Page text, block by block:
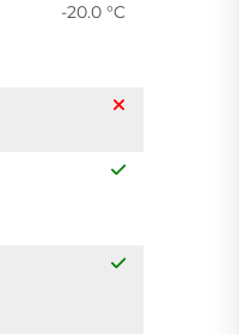
-20.0 °C